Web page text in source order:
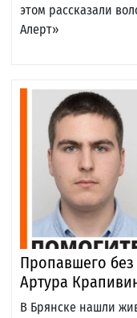
этом рассказали
Алерт»
Пропавшего без
Артура
В Брянске нашли